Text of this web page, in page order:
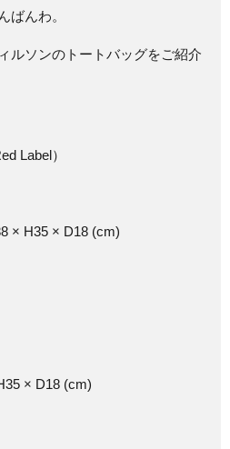
ばんわ。
ルソンのトートバッグをご紹介
Label）
× H35 × D18 (cm)
× D18 (cm)